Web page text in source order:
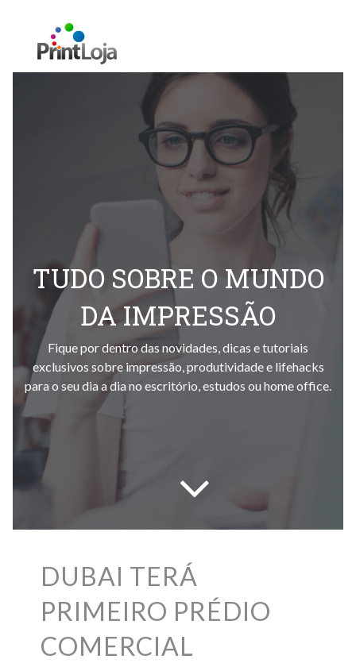
TUDO SOBRE O MUNDO
DA IMPRESSÃO
Fique por dentro das novidades, dicas e tutoriais
exclusivos sobre impressão, produtividade e lifehacks
para o seu dia a dia no escritório, estudos ou home office.
DUBAI TERÁ
PRIMEIRO PRÉDIO
COMERCIAL